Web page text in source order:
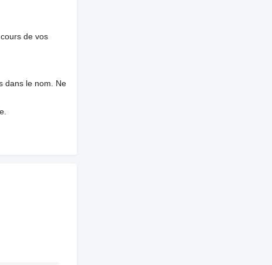
de vos
dans le nom. Ne